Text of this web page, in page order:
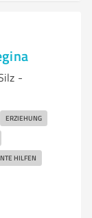
-
ERZIEHUNG
HILFEN